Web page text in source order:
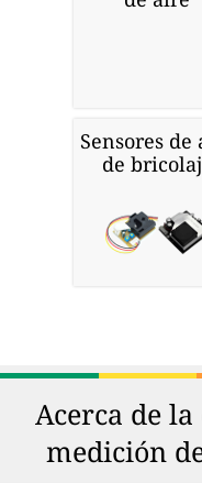
Sensores de
de
Acerca de
medición